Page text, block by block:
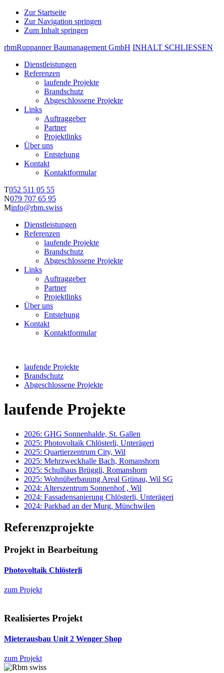
Zur Startseite
Zur Navigation springen
Zum Inhalt springen
rbmRuppanner Baumanagement GmbH INHALT SCHLIESSEN
Dienstleistungen
Referenzen
laufende Projekte
Brandschutz
Abgeschlossene Projekte
Links
Auftraggeber
Partner
Projektlinks
Über uns
Entstehung
Kontakt
Kontaktformular
T052 511 05 55
N079 707 65 95
Minfo@rbm.swiss
Dienstleistungen
Referenzen
laufende Projekte
Brandschutz
Abgeschlossene Projekte
Links
Auftraggeber
Partner
Projektlinks
Über uns
Entstehung
Kontakt
Kontaktformular
laufende Projekte
Brandschutz
Abgeschlossene Projekte
laufende Projekte
2026: GHG Sonnenhalde, St. Gallen
2025: Photovoltaik Chlösterli, Unterägeri
2025: Quartierzentrum City, Wil
2025: Mehrzweckhalle Bach, Romanshorn
2025: Schulhaus Brüggli, Romanshorn
2025: Wohnüberbauung Areal Grünau, Wil SG
2024: Alterszentrum Sonnenhof , Wil
2024: Fassadensanierung Chlösterli, Unterägeri
2024: Parkbad an der Murg, Münchwilen
Referenzprojekte
Projekt in Bearbeitung
Photovoltaik Chlösterli
zum Projekt
Realisiertes Projekt
Mieterausbau Unit 2 Wenger Shop
zum Projekt